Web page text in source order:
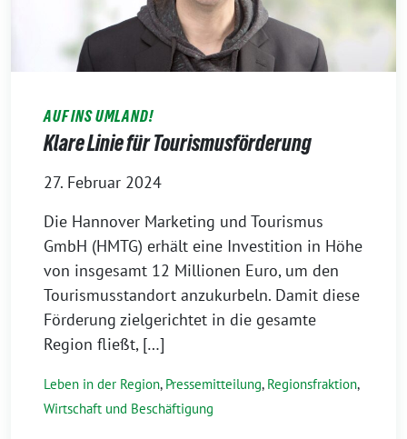
AUF INS UMLAND!
Klare Linie für Tourismusförderung
27. Februar 2024
Die Hannover Marketing und Tourismus
GmbH (HMTG) erhält eine Investition in Höhe
von insgesamt 12 Millionen Euro, um den
Tourismusstandort anzukurbeln. Damit diese
Förderung zielgerichtet in die gesamte
Region fließt, […]
Leben in der Region, Pressemitteilung, Regionsfraktion,
Wirtschaft und Beschäftigung